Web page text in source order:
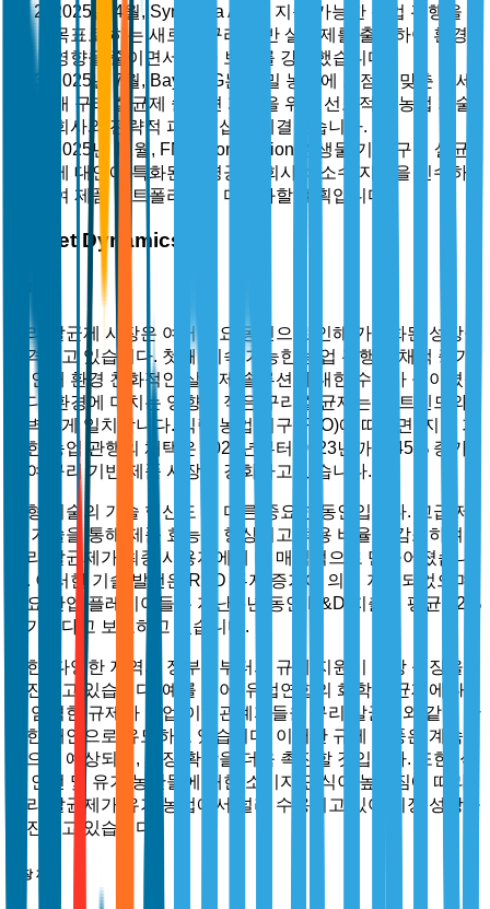
2025년 4월, Syngenta AG는 지속 가능한 농업 관행을
목표로 하는 새로운 구리 기반 살균제를 출시하여 환경
영향을 줄이면서 작물 보호를 강화했습니다.
2025년 7월, Bayer AG는 정밀 농업에 초점을 맞춘 차세
대 구리 살균제 솔루션 개발을 위해 선도적인 농업 기술
회사와 전략적 파트너십을 체결했습니다.
2025년 11월, FMC Corporation은 생물 기반 구리 살균
제 대안에 특화된 생명공학 회사의 소수 지분을 인수하
여 제품 포트폴리오를 다양화할 계획입니다.
Market Dynamics
구리 살균제 시장은 여러 주요 동인으로 인해 가속화된 성장을
목격하고 있습니다. 첫째, 지속 가능한 농업 관행의 채택 증가
로 인해 환경 친화적인 살균제 솔루션에 대한 수요가 높아졌습
니다. 환경에 미치는 영향이 적은 구리 살균제는 이 트렌드와
완벽하게 일치합니다. 식량 농업 기구(FAO)에 따르면, 지속 가
능한 농업 관행의 채택은 2020년부터 2023년까지 45% 증가
하여 구리 기반 제품 시장을 강화하고 있습니다.
제형 기술의 기술 혁신도 또 다른 중요한 동인입니다. 고급 제
형 기술을 통해 제품 효능이 향상되고 적용 비율이 감소하여
구리 살균제가 최종 사용자에게 더 매력적으로 만들어졌습니
다. 이러한 기술 발전은 R&D 투자 증가에 의해 지원되었으며,
주요 산업 플레이어들은 지난 5년 동안 R&D 지출이 평균 12%
증가했다고 보고하고 있습니다.
또한, 다양한 지역의 정부로부터의 규제 지원이 시장 성장을
촉진하고 있습니다. 예를 들어, 유럽연합의 화학 살균제에 대
한 엄격한 규제가 농업 이해관계자들을 구리 살균제와 같은 안
전한 대안으로 유도하고 있습니다. 이러한 규제 후풍은 계속될
것으로 예상되며, 시장 확장을 더욱 촉진할 것입니다. 또한, 식
품 안전 및 유기 농산물에 대한 소비자 인식이 높아짐에 따라
구리 살균제가 유기 농업에서 널리 수용되고 있어 시장 성장을
촉진하고 있습니다.
시장 제약